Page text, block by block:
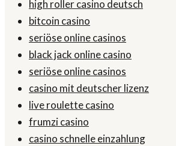
high roller casino deutsch
bitcoin casino
seriöse online casinos
black jack online casino
seriöse online casinos
casino mit deutscher lizenz
live roulette casino
frumzi casino
casino schnelle einzahlung